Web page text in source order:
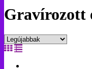
Gravírozott